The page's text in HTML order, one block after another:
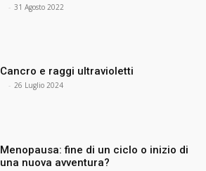
- 31 Agosto 2022
Cancro e raggi ultravioletti
- 26 Luglio 2024
Menopausa: fine di un ciclo o inizio di
una nuova avventura?